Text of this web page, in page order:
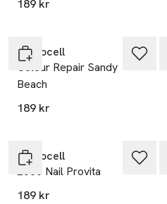
189 kr
Microcell
Colour Repair Sandy
Beach
189 kr
Microcell
2000 Nail Provita
189 kr